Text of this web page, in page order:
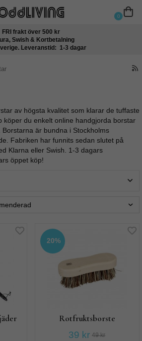
0
FRI frakt över 500 kr
Swish & Kortbetalning
Leveranstid: 1-3 dagar
av högsta kvalitet som klarar de tuffaste
köper du enkelt online handgjorda borstar
är bundna i Stockholms
Fabriken har funnits sedan slutet på
Klarna eller Swish. 1-3 dagars
öppet köp!
20%
Rotfruktsborste
39 kr 49 kr